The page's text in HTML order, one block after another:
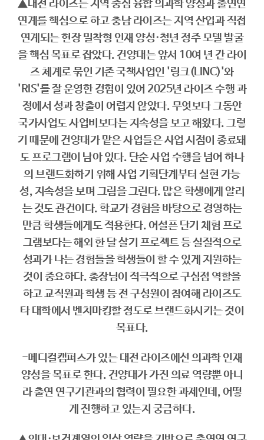
▲대전 라이즈는 지역 중심 융합 의과학 양성과 출연연
연계를 핵심으로 하고 충남 라이즈는 지역 산업과 직접
연계되는 현장 밀착형 인재 양성·청년 정주 모델 발굴
을 핵심 목표로 잡았다. 건양대는 앞서 10여 년 간 라이
즈 체계로 묶인 기존 국책사업인 '링크(LINC)'와
'RIS'를 잘 운영한 경험이 있어 2025년 라이즈 수행 과
정에서 성과 창출이 어렵지 않았다. 무엇보다 그동안
국가사업도 사업비보다는 지속성을 보고 해왔다. 그렇
기 때문에 건양대가 맡은 사업들은 사업 시점이 종료돼
도 프로그램이 남아 있다. 단순 사업 수행을 넘어 하나
의 브랜드화하기 위해 사업 기획단계부터 실현 가능
성, 지속성을 보며 그림을 그린다. 많은 학생에게 알리
는 것도 관건이다. 학교가 경험을 바탕으로 경영하는
만큼 학생들에게도 적용한다. 어설픈 단기 체험 프로
그램보다는 해외 한 달 살기 프로젝트 등 실질적으로
성과가 나는 경험들을 학생들이 할 수 있게 지원하는
것이 중요하다. 총장님이 적극적으로 구심점 역할을
하고 교직원과 학생 등 전 구성원이 참여해 라이즈도
타 대학에서 벤치마킹할 정도로 브랜드화시키는 것이
목표다.
-메디컬캠퍼스가 있는 대전 라이즈에선 의과학 인재
양성을 목표로 한다. 건양대가 가진 의료 역량뿐 아니
라 출연 연구기관과의 협력이 필요한 과제인데, 어떻
게 진행하고 있는지 궁금하다.